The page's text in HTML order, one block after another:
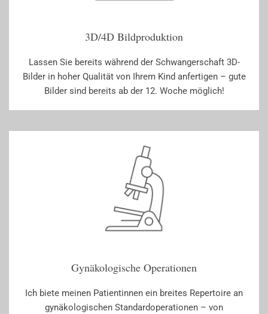
3D/4D Bildproduktion
Lassen Sie bereits während der Schwangerschaft 3D-
Bilder in hoher Qualität von Ihrem Kind anfertigen – gute
Bilder sind bereits ab der 12. Woche möglich!
Gynäkologische Operationen
Ich biete meinen Patientinnen ein breites Repertoire an
gynäkologischen Standardoperationen – von